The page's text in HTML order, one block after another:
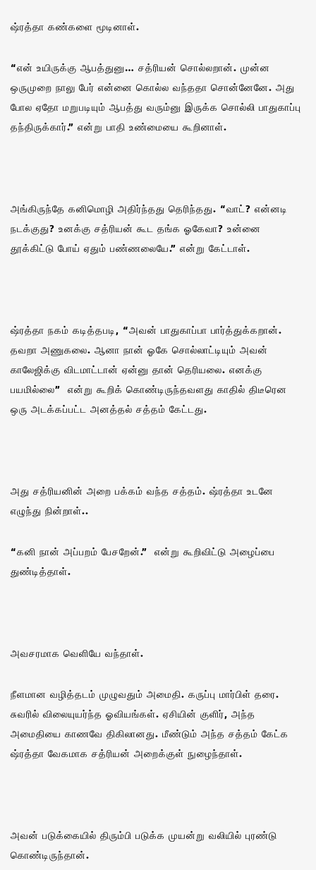
ஷ்ரத்தா கண்களை மூடினாள்.
“என் உயிருக்கு ஆபத்துனு… சத்ரியன் சொல்லறான். முன்ன
ஒருமுறை நாலு பேர் என்னை கொல்ல வந்ததா சொன்னேனே. அது
போல ஏதோ மறுபடியும் ஆபத்து வரும்னு இருக்க சொல்லி பாதுகாப்பு
தந்திருக்கார்.” என்று பாதி உண்மையை கூறினாள்.
அங்கிருந்தே கனிமொழி அதிர்ந்தது தெரிந்தது. “வாட்? என்னடி
நடக்குது? உனக்கு சத்ரியன் கூட தங்க ஓகேவா? உன்னை
தூக்கிட்டு போய் ஏதும் பண்ணலையே.” என்று கேட்டாள்.
ஷ்ரத்தா நகம் கடித்தபடி, “அவன் பாதுகாப்பா பார்த்துக்கறான்.
தவறா அணுகலை. ஆனா நான் ஓகே சொல்லாட்டியும் அவன்
காலேஜிக்கு விடமாட்டான் ஏன்னு தான் தெரியலை. எனக்கு
பயமில்லை‌” என்று கூறிக் கொண்டிருந்தவளது காதில் திடீரென
ஒரு அடக்கப்பட்ட அனத்தல் சத்தம் கேட்டது.
அது சத்ரியனின் அறை பக்கம் வந்த சத்தம். ஷ்ரத்தா உடனே
எழுந்து நின்றாள்..
“கனி நான் அப்பறம் பேசறேன்.” என்று கூறிவிட்டு அழைப்பை
துண்டித்தாள்.
அவசரமாக வெளியே வந்தாள்.
நீளமான வழித்தடம் முழுவதும் அமைதி. கருப்பு மார்பிள் தரை.
சுவரில் விலையுயர்ந்த ஓவியங்கள். ஏசியின் குளிர், அந்த
அமைதியை காணவே திகிலானது. மீண்டும் அந்த சத்தம் கேட்க
ஷ்ரத்தா வேகமாக சத்ரியன் அறைக்குள் நுழைந்தாள்.
அவன் படுக்கையில் திரும்பி படுக்க முயன்று வலியில் புரண்டு
கொண்டிருந்தான்.